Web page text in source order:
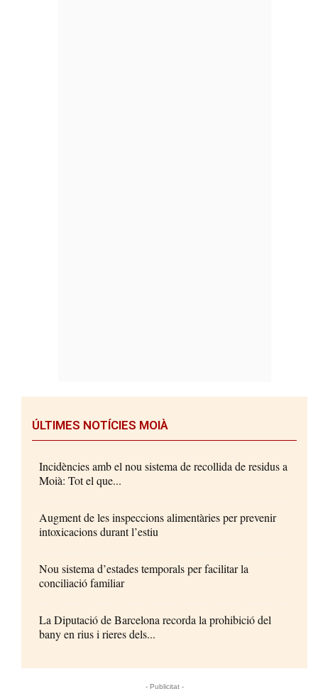
ÚLTIMES NOTÍCIES MOIÀ
Incidències amb el nou sistema de recollida de residus a
Moià: Tot el que...
Augment de les inspeccions alimentàries per prevenir
intoxicacions durant l’estiu
Nou sistema d’estades temporals per facilitar la
conciliació familiar
La Diputació de Barcelona recorda la prohibició del
bany en rius i rieres dels...
- Publicitat -